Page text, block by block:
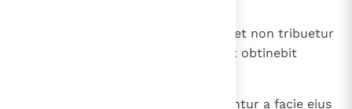
Et stabit in loco eius despectus, et non tribuetur
ei honor regius; et veniet clam et obtinebit
Et brachia pugnantis expugnabuntur a facie eius